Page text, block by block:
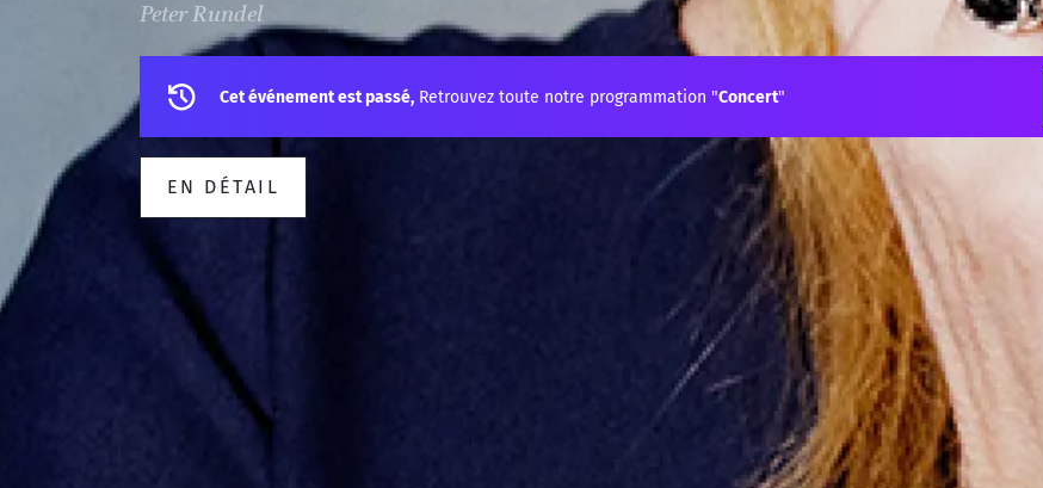
Peter Rundel
Cet événement est passé, Retrouvez toute notre programmation "Concert"
EN DÉTAIL